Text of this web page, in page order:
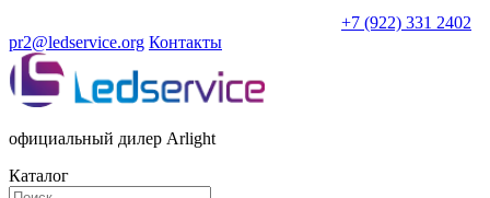
+7 (922) 331 2402
pr2@ledservice.org Контакты
официальный дилер Arlight
Каталог